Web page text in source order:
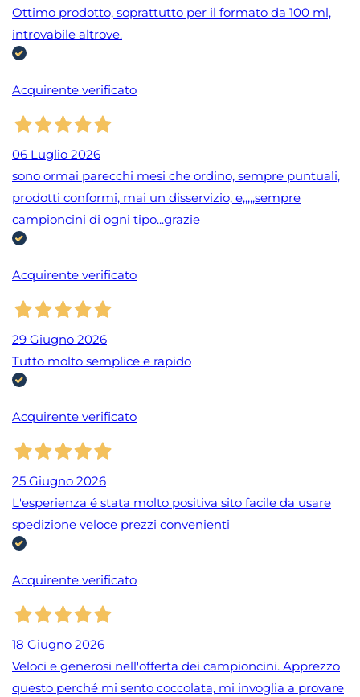
Ottimo prodotto, soprattutto per il formato da 100 ml,
introvabile altrove.
Acquirente verificato
06 Luglio 2026
sono ormai parecchi mesi che ordino, sempre puntuali,
prodotti conformi, mai un disservizio, e,,,,,sempre
campioncini di ogni tipo...grazie
Acquirente verificato
29 Giugno 2026
Tutto molto semplice e rapido
Acquirente verificato
25 Giugno 2026
L'esperienza é stata molto positiva sito facile da usare
spedizione veloce prezzi convenienti
Acquirente verificato
18 Giugno 2026
Veloci e generosi nell'offerta dei campioncini. Apprezzo
questo perché mi sento coccolata, mi invoglia a provare